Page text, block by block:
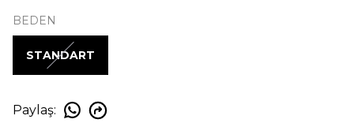
BEDEN
STANDART
Paylaş: